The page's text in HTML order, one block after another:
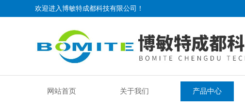
欢迎进入博敏特成都科技有限公司！
网站首页 关于我们 产品中心